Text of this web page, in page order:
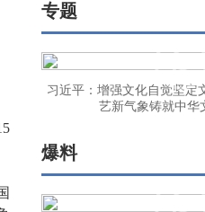
专题
习近平：增强文化自觉坚定
艺新气象铸就中华
爆料